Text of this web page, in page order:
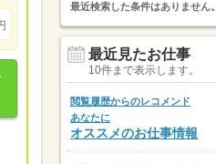
最近検索した条件はありません。
最近見たお仕事
10件まで表示します。
閲覧履歴からのレコメンド
あなたに
オススメのお仕事情報